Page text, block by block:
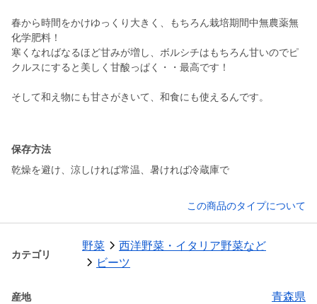
春から時間をかけゆっくり大きく、もちろん栽培期間中無農薬無
化学肥料！
寒くなればなるほど甘みが増し、ボルシチはもちろん甘いのでピ
クルスにすると美しく甘酸っぱく・・最高です！
そして和え物にも甘さがきいて、和食にも使えるんです。
保存方法
乾燥を避け、涼しければ常温、暑ければ冷蔵庫で
この商品のタイプについて
カテゴリ
野菜
西洋野菜・イタリア野菜など
ビーツ
産地 青森県